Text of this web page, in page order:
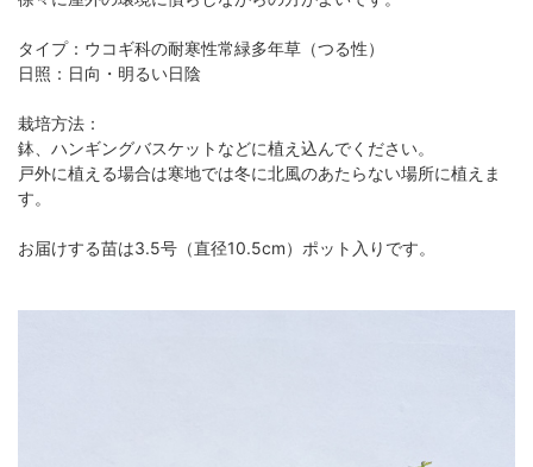
タイプ：ウコギ科の耐寒性常緑多年草（つる性）
日照：日向・明るい日陰
栽培方法：
鉢、ハンギングバスケットなどに植え込んでください。
戸外に植える場合は寒地では冬に北風のあたらない場所に植えま
す。
お届けする苗は3.5号（直径10.5cm）ポット入りです。